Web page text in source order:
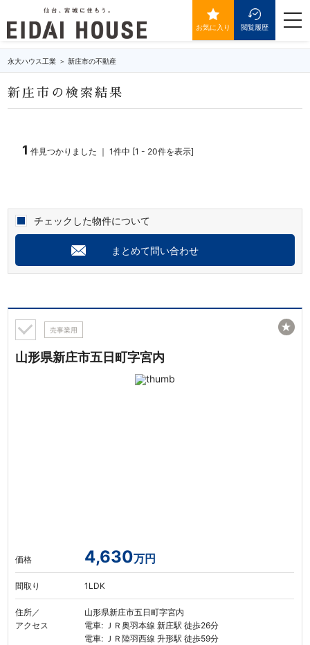
お気に入り 閲覧履歴
永大ハウス工業 新庄市の不動産
新庄市の検索結果
1 件見つかりました ｜ 1件中 [1 - 20件を表示]
チェックした物件について
まとめて問い合わせ
売事業用
山形県新庄市五日町字宮内
価格 4,630万円
間取り 1LDK
住所／
アクセス
山形県新庄市五日町字宮内
電車: ＪＲ奥羽本線 新庄駅 徒歩26分
電車: ＪＲ陸羽西線 升形駅 徒歩59分
★